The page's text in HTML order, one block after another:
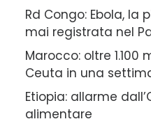
Rd Congo: Ebola, la
mai registrata nel
Marocco: oltre
Ceuta in una
Etiopia: allarme
alimentare